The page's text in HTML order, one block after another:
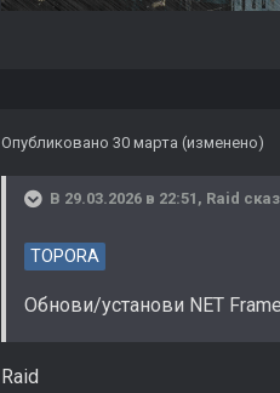
Опубликовано 30 марта (изменено)
В 29.03.2026 в 22:51, Raid
TOPORA
Обнови/установи NET
Raid